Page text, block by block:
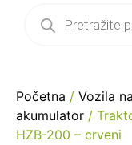
Početna / Vozila
akumulator /
HZB-200 – crveni